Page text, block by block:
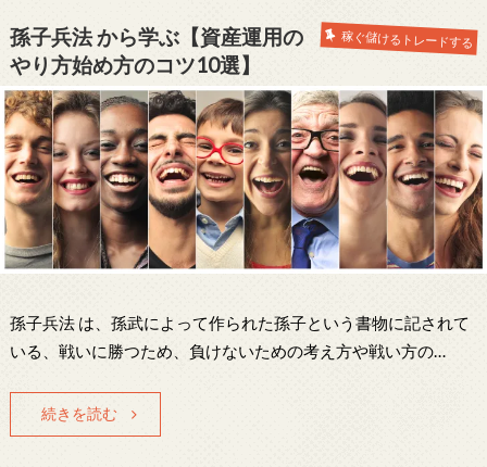
稼ぐ儲けるトレードする
孫子兵法 から学ぶ【資産運用の
やり方始め方のコツ10選】
孫子兵法 は、孫武によって作られた孫子という書物に記されて
いる、戦いに勝つため、負けないための考え方や戦い方の…
続きを読む